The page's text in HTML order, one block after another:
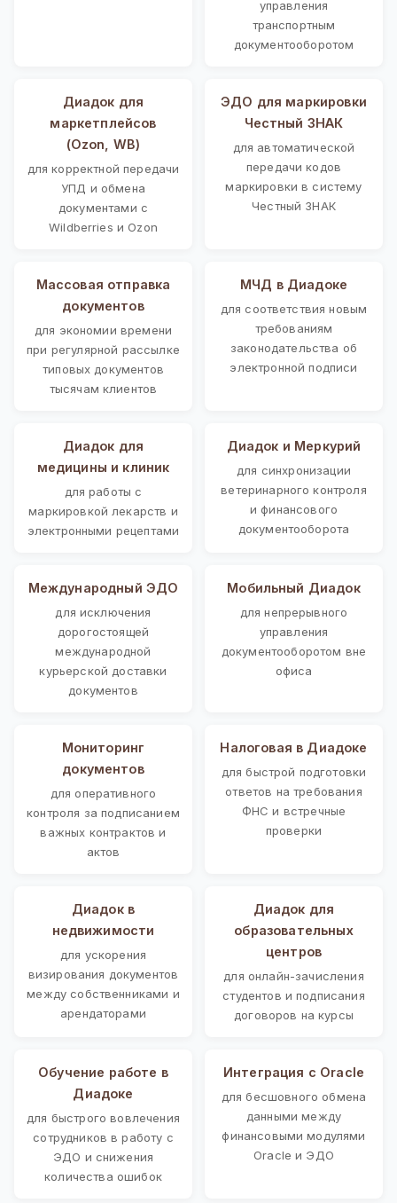
управления
транспортным
документооборотом
Диадок для
маркетплейсов
(Ozon, WB)
для корректной передачи
УПД и обмена
документами с
Wildberries и Ozon
ЭДО для маркировки
Честный ЗНАК
для автоматической
передачи кодов
маркировки в систему
Честный ЗНАК
Массовая отправка
документов
для экономии времени
при регулярной рассылке
типовых документов
тысячам клиентов
МЧД в Диадоке
для соответствия новым
требованиям
законодательства об
электронной подписи
Диадок для
медицины и клиник
для работы с
маркировкой лекарств и
электронными рецептами
Диадок и Меркурий
для синхронизации
ветеринарного контроля
и финансового
документооборота
Международный ЭДО
для исключения
дорогостоящей
международной
курьерской доставки
документов
Мобильный Диадок
для непрерывного
управления
документооборотом вне
офиса
Мониторинг
документов
для оперативного
контроля за подписанием
важных контрактов и
актов
Налоговая в Диадоке
для быстрой подготовки
ответов на требования
ФНС и встречные
проверки
Диадок в
недвижимости
для ускорения
визирования документов
между собственниками и
арендаторами
Диадок для
образовательных
центров
для онлайн-зачисления
студентов и подписания
договоров на курсы
Обучение работе в
Диадоке
для быстрого вовлечения
сотрудников в работу с
ЭДО и снижения
количества ошибок
Интеграция с Oracle
для бесшовного обмена
данными между
финансовыми модулями
Oracle и ЭДО